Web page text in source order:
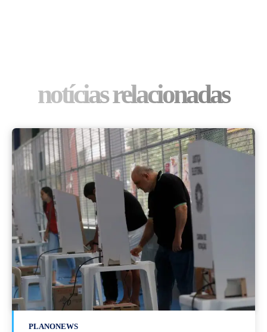
notícias relacionadas
PLANONEWS